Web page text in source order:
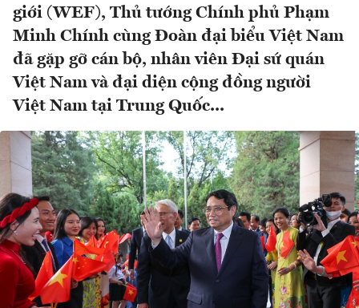
giới (WEF), Thủ tướng Chính phủ Phạm
Minh Chính cùng Đoàn đại biểu Việt Nam
đã gặp gỡ cán bộ, nhân viên Đại sứ quán
Việt Nam và đại diện cộng đồng người
Việt Nam tại Trung Quốc...